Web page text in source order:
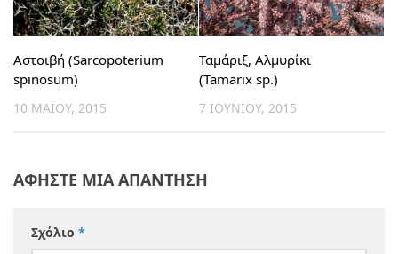
Αστοιβή (Sarcopoterium
spinosum)
10 ΜΑΪ́ΟΥ, 2015
Ταμάριξ, Αλμυρίκι
(Tamarix sp.)
7 ΙΟΥΝΊΟΥ, 2015
ΑΦΉΣΤΕ ΜΙΑ ΑΠΆΝΤΗΣΗ
Σχόλιο *